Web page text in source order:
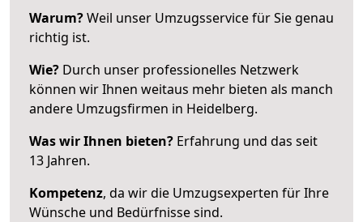
Warum?Weil unser Umzugsservice für Sie genau
richtig ist.
Wie? Durch unser professionelles Netzwerk
können wir Ihnen weitaus mehr bieten als manch
andere Umzugsfirmen in Heidelberg.
Was wir Ihnen bieten? Erfahrung und das seit
13 Jahren.
Kompetenz, da wir die Umzugsexperten für Ihre
Wünsche und Bedürfnisse sind.